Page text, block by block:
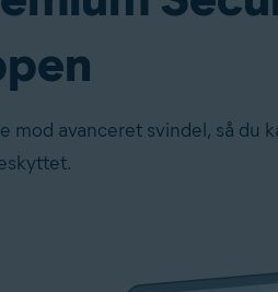
avanceret svindel, så du